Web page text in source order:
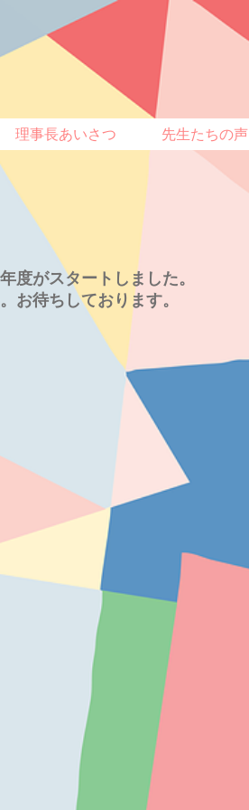
理事長あいさつ 先生たちの声
度がスタートしました。
お待ちしております。